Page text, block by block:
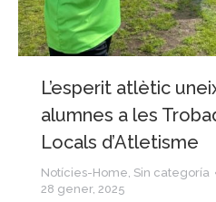
L’esperit atlètic
alumnes a les
Locals d’Atletisme
Notícies-Home, Sin categoría
28 gener, 2025